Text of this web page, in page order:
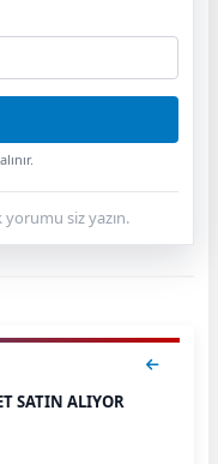
siz yazın.
SATIN ALIYOR